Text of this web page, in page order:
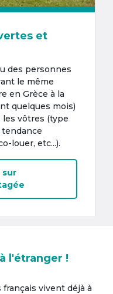
et
des personnes
le même
en Grèce à la
quelques mois)
vôtres (type
louer, etc...).
sur
l'étranger !
vivent déjà à